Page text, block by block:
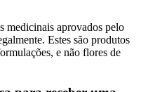
medicinais aprovados pelo
Estes são produtos
e não flores de